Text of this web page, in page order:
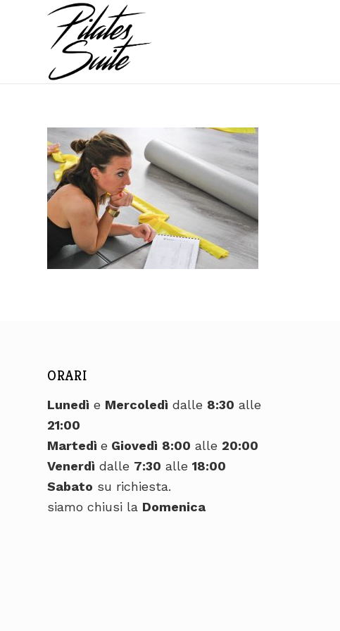
ORARI
Lunedì e Mercoledì dalle 8:30 alle
21:00
Martedì e Giovedì 8:00 alle 20:00
Venerdì dalle 7:30 alle 18:00
Sabato su richiesta.
siamo chiusi la Domenica